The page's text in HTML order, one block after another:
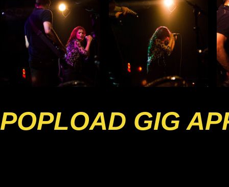
POPLOAD GIG